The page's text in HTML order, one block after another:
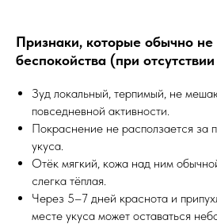
Признаки, которые обычно
беспокойства (при
Зуд локальный, терпимый, не
повседневной активности.
Покраснение не расползается за
укуса.
Отёк мягкий, кожа над ним
слегка тёплая.
Через 5–7 дней краснота и
месте укуса может оставаться